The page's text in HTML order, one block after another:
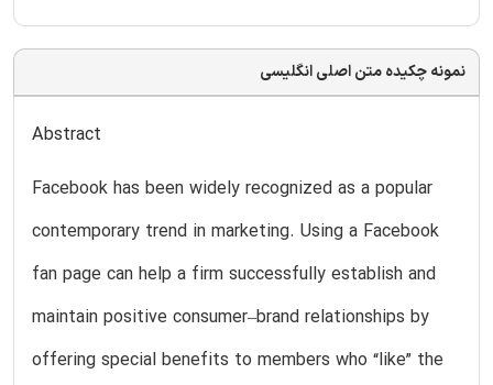
نمونه چکیده متن اصلی انگلیسی
Abstract
Facebook has been widely recognized as a popular
contemporary trend in marketing. Using a Facebook
fan page can help a firm successfully establish and
maintain positive consumer–brand relationships by
offering special benefits to members who “like” the